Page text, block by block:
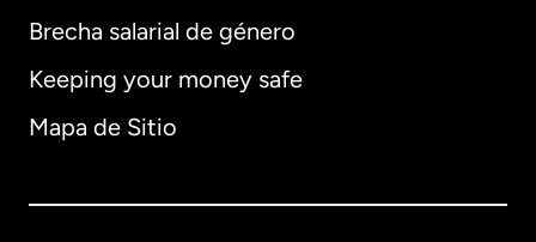
Brecha salarial de género
Keeping your money safe
Mapa de Sitio
Alemania